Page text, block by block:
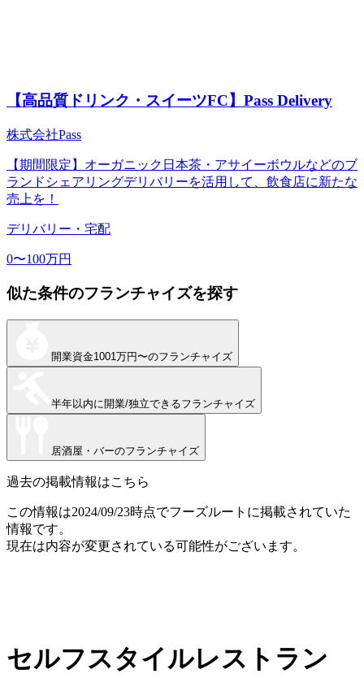
【高品質ドリンク・スイーツFC】Pass Delivery
株式会社Pass
【期間限定】オーガニック日本茶・アサイーボウルなどのブ
ランドシェアリングデリバリーを活用して、飲食店に新たな
売上を！
デリバリー・宅配
0〜100万円
似た条件のフランチャイズを探す
開業資金1001万円〜のフランチャイズ
半年以内に開業/独立できるフランチャイズ
居酒屋・バーのフランチャイズ
過去の掲載情報はこちら
この情報は2024/09/23時点でフーズルートに掲載されていた
情報です。
現在は内容が変更されている可能性がございます。
セルフスタイルレストラン